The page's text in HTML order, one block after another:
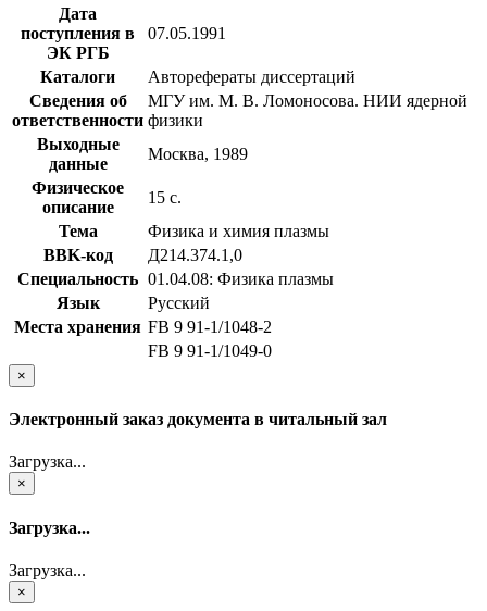
Дата
поступления в
ЭК РГБ
07.05.1991
Каталоги
Авторефераты диссертаций
Сведения об
ответственности
МГУ им. М. В. Ломоносова. НИИ ядерной
физики
Выходные
данные
Москва, 1989
Физическое
описание
15 с.
Тема
Физика и химия плазмы
BBK-код
Д214.374.1,0
Специальность 01.04.08: Физика плазмы
Язык
Русский
Места хранения FB 9 91-1/1048-2
FB 9 91-1/1049-0
×
Электронный заказ документа в читальный зал
Загрузка...
×
Загрузка...
Загрузка...
×